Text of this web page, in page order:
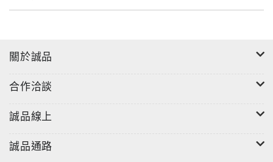
因為笑、煩惱等表情變化而產生的叫表情紋、洗臉後嘴
細紋，當這些細紋變大且加深時就叫做皺紋。
【肌膚為何會粗糙？】
平的顆粒狀狀態。為肌膚粗糙感到困擾的人，大多是因
關於誠品
合作洽談
誠品線上
誠品通路